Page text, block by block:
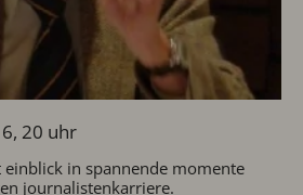
20 uhr
in spannende momente
journalistenkarriere.